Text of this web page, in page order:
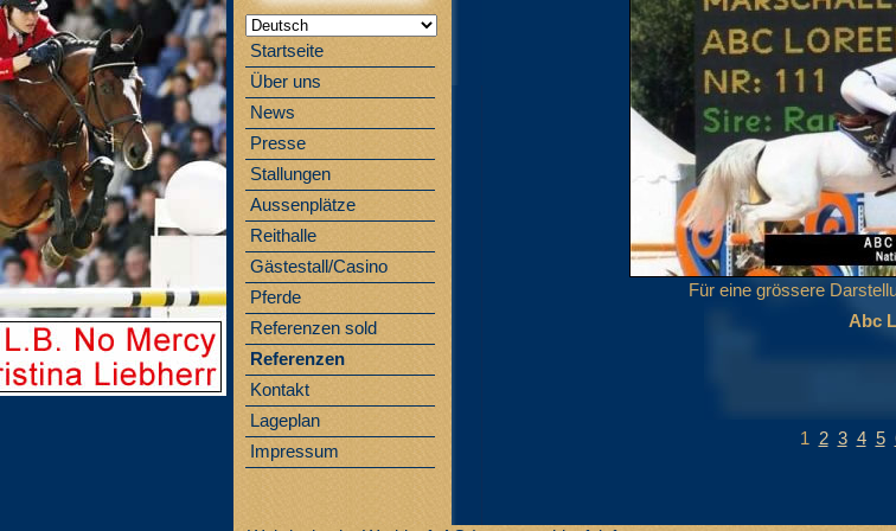
Startseite
Über uns
News
Presse
Stallungen
Aussenplätze
Reithalle
Gästestall/Casino
Pferde
Referenzen sold
Referenzen
Kontakt
Lageplan
Impressum
Für eine grössere
Abc
1 2 3 4 5